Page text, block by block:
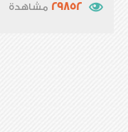
29852 مشاهدة